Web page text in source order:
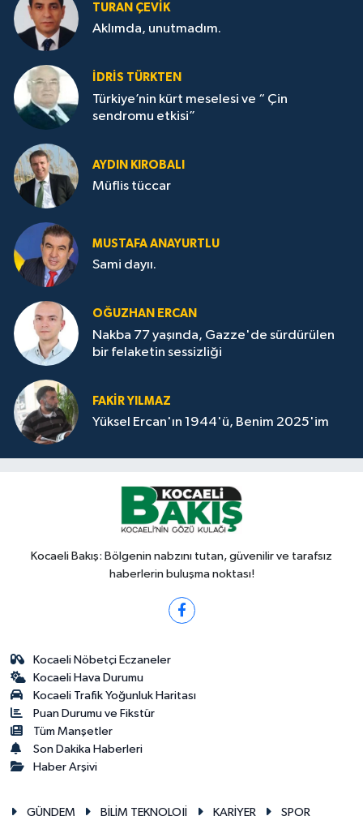
TURAN ÇEVİK
Aklımda, unutmadım.
İDRİS TÜRKTEN
Türkiye’nin kürt meselesi ve “ Çin
sendromu etkisi”
AYDIN KIROBALI
Müflis tüccar
MUSTAFA ANAYURTLU
Sami dayıı.
OĞUZHAN ERCAN
Nakba 77 yaşında, Gazze'de sürdürülen
bir felaketin sessizliği
FAKİR YILMAZ
Yüksel Ercan'ın 1944'ü, Benim 2025'im
Kocaeli Bakış: Bölgenin nabzını tutan, güvenilir ve tarafsız
haberlerin buluşma noktası!
Kocaeli Nöbetçi Eczaneler
Kocaeli Hava Durumu
Kocaeli Trafik Yoğunluk Haritası
Puan Durumu ve Fikstür
Tüm Manşetler
Son Dakika Haberleri
Haber Arşivi
GÜNDEM BİLİM TEKNOLOJİ KARİYER SPOR